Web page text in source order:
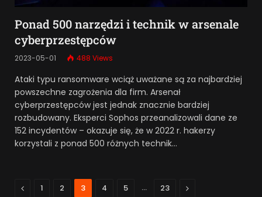
Ponad 500 narzędzi i technik w arsenale
cyberprzestępców
2023-05-01 488 Views
Ataki typu ransomware wciąż uważane są za najbardziej
powszechne zagrożenia dla firm. Arsenał
cyberprzestępców jest jednak znacznie bardziej
rozbudowany. Eksperci Sophos przeanalizowali dane ze
152 incydentów – okazuje się, że w 2022 r. hakerzy
korzystali z ponad 500 różnych technik…
Previous
1 2 3 4 5 … 23 Next